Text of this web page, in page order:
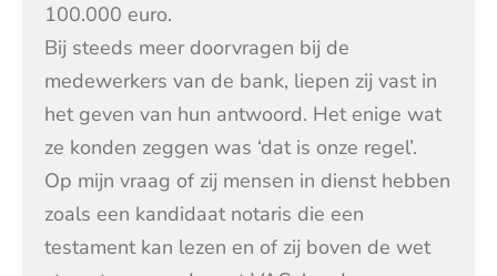
100.000 euro.
Bij steeds meer doorvragen bij de
medewerkers van de bank, liepen zij vast in
het geven van hun antwoord. Het enige wat
ze konden zeggen was ‘dat is onze regel’.
Op mijn vraag of zij mensen in dienst hebben
zoals een kandidaat notaris die een
testament kan lezen en of zij boven de wet